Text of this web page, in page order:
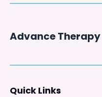
Advance Therapy
Quick Links